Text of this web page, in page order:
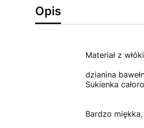
Opis
Materiał z
dzianina
Sukienka
Bardzo